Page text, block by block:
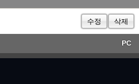
수정 삭제
PC